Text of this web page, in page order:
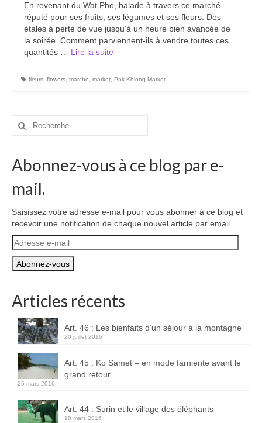
Carte du Cambodge
Cambodge – Infos
Toutes à l’école
Paludisme au Cambodge
France
Blog
Catégories
Boucles d’articles
Commentaires récents
Archives des articles
Nuage d’étiquettes
Flux RSS : Les articles
Images à la Une
En revenant du Wat Pho, balade à travers ce marché
réputé pour ses fruits, ses légumes et ses fleurs. Des
étales à perte de vue jusqu’à un heure bien avancée de
la soirée. Comment parviennent-ils à vendre toutes ces
quantités … Lire la suite­­
fleurs flowers marché market Pak Khlong Market
Rechercher
Abonnez-vous à ce blog par e-
mail.
Saisissez votre adresse e-mail pour vous abonner à ce blog et
recevoir une notification de chaque nouvel article par email.
Adresse
e-
mail
Articles récents
Art. 46 : Les bienfaits d’un séjour à la montagne
20 juillet 2016
Art. 45 : Ko Samet – en mode farniente avant le
grand retour
25 mars 2016
Art. 44 : Surin et le village des éléphants
18 mars 2016